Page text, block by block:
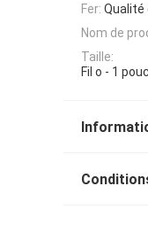
Fer: Qualité
Nom de
Taille:
Fil o - 1